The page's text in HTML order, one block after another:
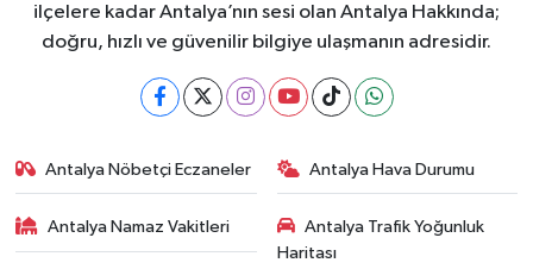
ilçelere kadar Antalya’nın sesi olan Antalya Hakkında;
doğru, hızlı ve güvenilir bilgiye ulaşmanın adresidir.
Antalya Nöbetçi Eczaneler Antalya Hava Durumu
Antalya Namaz Vakitleri
Antalya Trafik Yoğunluk
Haritası